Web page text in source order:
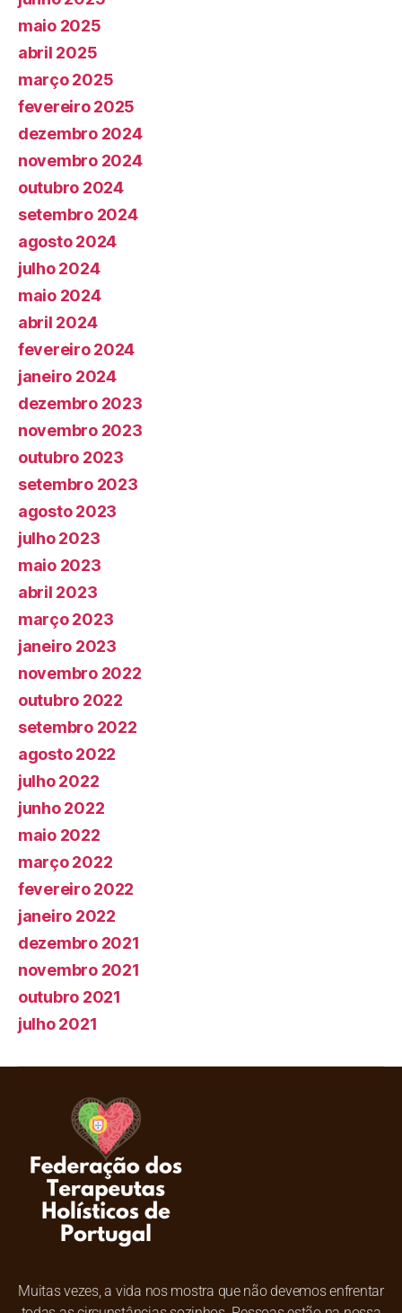
maio 2025
abril 2025
março 2025
fevereiro 2025
dezembro 2024
novembro 2024
outubro 2024
setembro 2024
agosto 2024
julho 2024
maio 2024
abril 2024
fevereiro 2024
janeiro 2024
dezembro 2023
novembro 2023
outubro 2023
setembro 2023
agosto 2023
julho 2023
maio 2023
abril 2023
março 2023
janeiro 2023
novembro 2022
outubro 2022
setembro 2022
agosto 2022
julho 2022
junho 2022
maio 2022
março 2022
fevereiro 2022
janeiro 2022
dezembro 2021
novembro 2021
outubro 2021
julho 2021
Muitas vezes, a vida nos mostra que não devemos enfrentar